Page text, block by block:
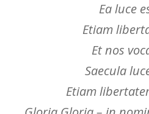
Ea luce
Etiam
Et nos
Saecula
Etiam